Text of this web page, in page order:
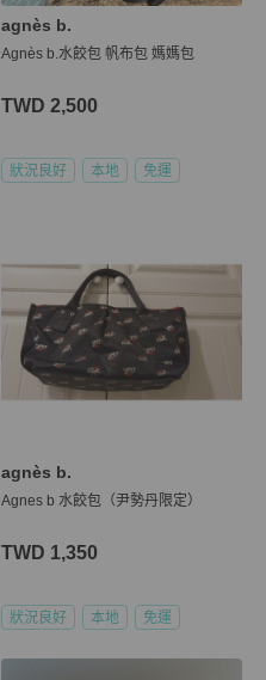
agnès b.
Agnès b.水餃包 帆布包 媽媽包
TWD 2,500
狀況良好 本地 免運
agnès b.
Agnes b 水餃包（尹勢丹限定）
TWD 1,350
狀況良好 本地 免運